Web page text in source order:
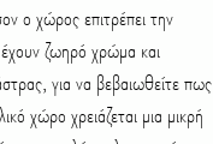
ο χώρος επιτρέπει την
ζωηρό χρώμα και
για να βεβαιωθείτε πως
χώρο χρειάζεται μια μικρή